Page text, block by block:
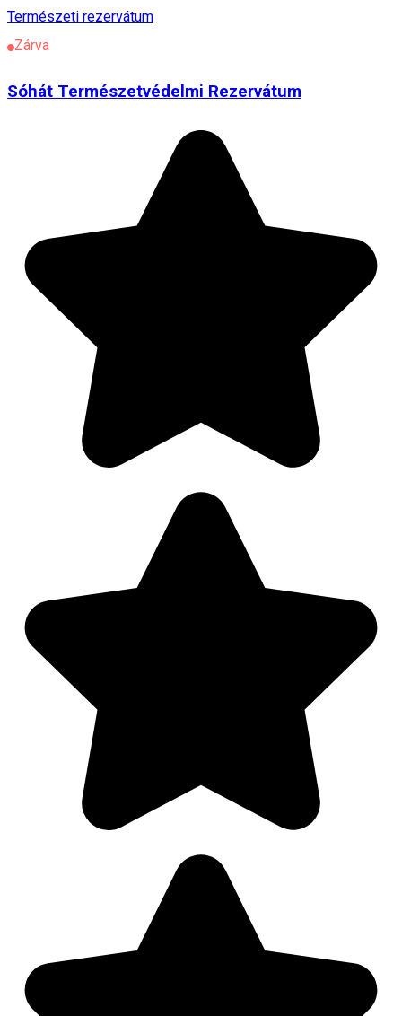
Természeti rezervátum
Zárva
Sóhát Természetvédelmi Rezervátum